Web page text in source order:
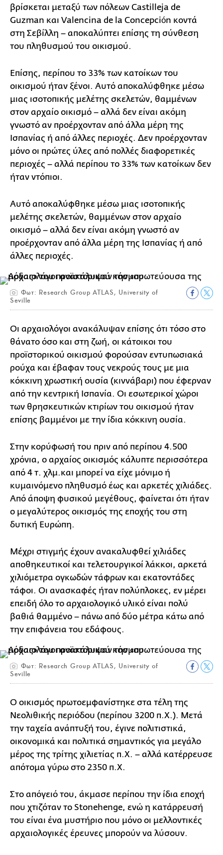
βρίσκεται μεταξύ των πόλεων Castilleja de
Guzman και Valencina de la Concepción κοντά
στη Σεβίλλη – αποκαλύπτει επίσης τη σύνθεση
του πληθυσμού του οικισμού.
Επίσης, περίπου το 33% των κατοίκων του
οικισμού ήταν ξένοι. Αυτό αποκαλύφθηκε μέσω
μιας ισοτοπικής μελέτης σκελετών, θαμμένων
στον αρχαίο οικισμό – αλλά δεν είναι ακόμη
γνωστό αν προέρχονταν από άλλα μέρη της
Ισπανίας ή από άλλες περιοχές. Δεν προέρχονταν
μόνο οι πρώτες ύλες από πολλές διαφορετικές
περιοχές – αλλά περίπου το 33% των κατοίκων δεν
ήταν ντόπιοι.
Αυτό αποκαλύφθηκε μέσω μιας ισοτοπικής
μελέτης σκελετών, θαμμένων στον αρχαίο
οικισμό – αλλά δεν είναι ακόμη γνωστό αν
προέρχονταν από άλλα μέρη της Ισπανίας ή από
άλλες περιοχές.
Φωτ: Research Group ATLAS, University of
Seville
Οι αρχαιολόγοι ανακάλυψαν επίσης ότι τόσο στο
θάνατο όσο και στη ζωή, οι κάτοικοι του
προϊστορικού οικισμού φορούσαν εντυπωσιακά
ρούχα και έβαφαν τους νεκρούς τους με μια
κόκκινη χρωστική ουσία (κιννάβαρι) που έφερναν
από την κεντρική Ισπανία. Οι εσωτερικοί χώροι
των θρησκευτικών κτιρίων του οικισμού ήταν
επίσης βαμμένοι με την ίδια κόκκινη ουσία.
Στην κορύφωσή του πριν από περίπου 4.500
χρόνια, ο αρχαίος οικισμός κάλυπτε περισσότερα
από 4 τ. χλμ.και μπορεί να είχε μόνιμο ή
κυμαινόμενο πληθυσμό έως και αρκετές χιλιάδες.
Από άποψη φυσικού μεγέθους, φαίνεται ότι ήταν
ο μεγαλύτερος οικισμός της εποχής του στη
δυτική Ευρώπη.
Μέχρι στιγμής έχουν ανακαλυφθεί χιλιάδες
αποθηκευτικοί και τελετουργικοί λάκκοι, αρκετά
χιλιόμετρα ογκωδών τάφρων και εκατοντάδες
τάφοι. Οι ανασκαφές ήταν πολύπλοκες, εν μέρει
επειδή όλο το αρχαιολογικό υλικό είναι πολύ
βαθιά θαμμένο – πάνω από δύο μέτρα κάτω από
την επιφάνεια του εδάφους.
Φωτ: Research Group ATLAS, University of
Seville
Ο οικισμός πρωτοεμφανίστηκε στα τέλη της
Νεολιθικής περιόδου (περίπου 3200 π.Χ.). Μετά
την ταχεία ανάπτυξή του, έγινε πολιτιστικά,
οικονομικά και πολιτικά σημαντικός για μεγάλο
μέρος της τρίτης χιλιετίας π.Χ. – αλλά κατέρρευσε
απότομα γύρω στο 2350 π.Χ.
Στο απόγειό του, άκμασε περίπου την ίδια εποχή
που χτιζόταν το Stonehenge, ενώ η κατάρρευσή
του είναι ένα μυστήριο που μόνο οι μελλοντικές
αρχαιολογικές έρευνες μπορούν να λύσουν.